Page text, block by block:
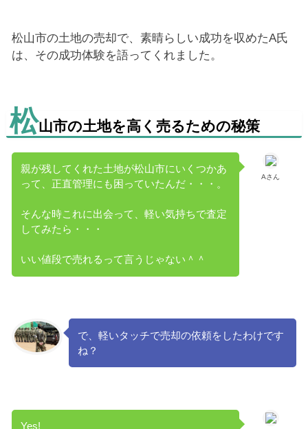
松山市の土地の売却で、素晴らしい成功を収めたA氏
は、その成功体験を語ってくれました。
松山市の土地を高く売るための秘策
Aさん
親が残してくれた土地が松山市にいくつかあ
って、正直管理にも困っていたんだ・・・。
そんな時これに出会って、軽い気持ちで査定
してみたら・・・
いい値段で売れるって言うじゃない＾＾
で、軽いタッチで売却の依頼をしたわけです
ね？
Yes!